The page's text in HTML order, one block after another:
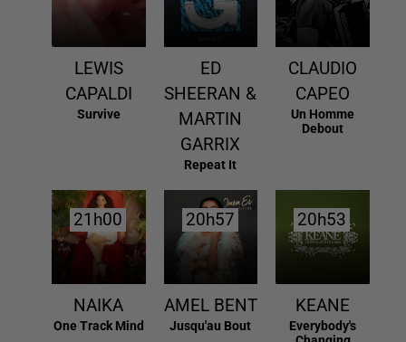
LEWIS
CAPALDI
Survive
ED
SHEERAN &
MARTIN
GARRIX
Repeat It
CLAUDIO
CAPEO
Un Homme
Debout
21h00
21h00
NAIKA
One Track Mind
20h57
20h57
AMEL BENT
Jusqu'au Bout
20h53
20h53
KEANE
Everybody's